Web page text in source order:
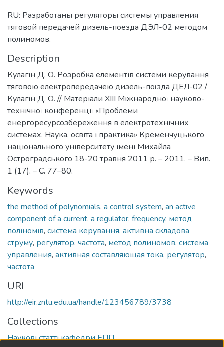
RU: Разработаны регуляторы системы управления
тяговой передачей дизель-поезда ДЭЛ-02 методом
полиномов.
Description
Кулагін Д. О. Розробка елементів системи керування
тяговою електропередачею дизель-поїзда ДЕЛ-02 /
Кулагін Д. О. // Матеріали ХІІІ Міжнародної науково-
технічної конференції «Проблеми
енергоресурсозбереження в електротехнічних
системах. Наука, освіта і практика» Кременчуцького
національного університету імені Михайла
Остроградського 18-20 травня 2011 р. – 2011. – Вип.
1 (17). – С. 77–80.
Keywords
the method of polynomials, a control system, an active
component of a current, a regulator, frequency, метод
поліномів, система керування, активна складова
струму, регулятор, частота, метод полиномов, система
управления, активная составляющая тока, регулятор,
частота
URI
http://eir.zntu.edu.ua/handle/123456789/3738
Collections
Наукові статті кафедри ЕПП